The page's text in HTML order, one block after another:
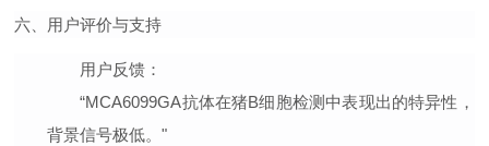
六、用户评价与支持
用户反馈 ：
“MCA6099GA抗体在猪B细胞检测中表现出的特异性，
背景信号极低。"